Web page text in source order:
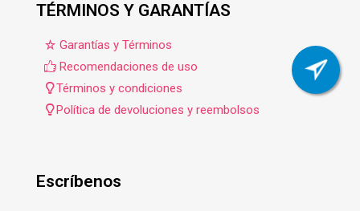
TÉRMINOS Y GARANTÍAS
Garantías y Términos
Recomendaciones de uso
Términos y condiciones
Política de devoluciones y reembolsos
Escríbenos